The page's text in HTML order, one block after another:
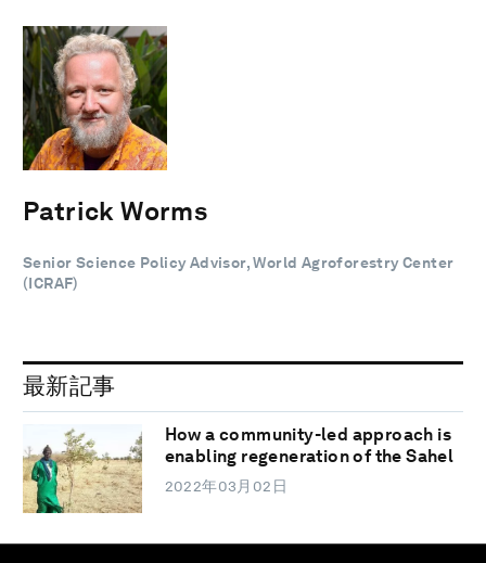
Patrick Worms
Senior Science Policy Advisor, World Agroforestry Center
(ICRAF)
最新記事
How a community-led approach is
enabling regeneration of the Sahel
2022年03月02日